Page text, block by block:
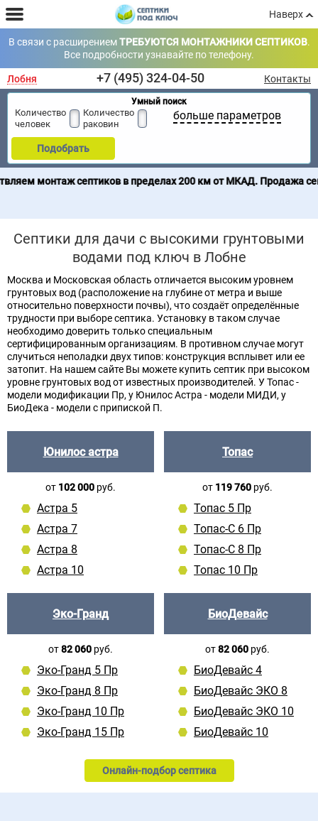
Наверх
В связи с расширениемТРЕБУЮТСЯ МОНТАЖНИКИ СЕПТИКОВ.
Все подробности узнавайте по телефону.
Лобня +7 (495) 324-04-50 Контакты
Умный поиск
Количество
человек
Количество
раковин
больше параметров
Подобрать
в пределах 200 км от МКАД. Продажа септиков по всей
Септики для дачи с высокими грунтовыми
водами под ключ в Лобне
Москва и Московская область отличается высоким уровнем
грунтовых вод (расположение на глубине от метра и выше
относительно поверхности почвы), что создаёт определённые
трудности при выборе септика. Установку в таком случае
необходимо доверить только специальным
сертифицированным организациям. В противном случае могут
случиться неполадки двух типов: конструкция всплывет или ее
затопит. На нашем сайте Вы можете купить септик при высоком
уровне грунтовых вод от известных производителей. У Топас -
модели модификации Пр, у Юнилос Астра - модели МИДИ, у
БиоДека - модели с припиской П.
Юнилос астра
от 102 000 руб.
Астра 5
Астра 7
Астра 8
Астра 10
Топас
от 119 760 руб.
Топас 5 Пр
Топас-С 6 Пр
Топас-С 8 Пр
Топас 10 Пр
Эко-Гранд
от82 060 руб.
Эко-Гранд 5 Пр
Эко-Гранд 8 Пр
Эко-Гранд 10 Пр
Эко-Гранд 15 Пр
БиоДевайс
от82 060 руб.
БиоДевайс 4
БиоДевайс ЭКО 8
БиоДевайс ЭКО 10
БиоДевайс 10
Онлайн-подбор септика